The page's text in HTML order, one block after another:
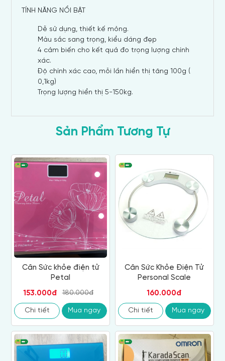
TÍNH NĂNG NỔI BẬT
Dễ sử dụng, thiết kế mỏng.
Màu sắc sang trọng, kiểu dáng đẹp
4 cảm biến cho kết quả đo trọng lượng chính
xác.
Độ chính xác cao, mỗi lần hiển thị tăng 100g (
0,1kg)
Trọng lượng hiển thị 5-150kg.
Sản Phẩm Tương Tự
Cân Sức khỏe điện tử
Petal
153.000đ
180.000đ
Chi tiết Mua ngay
Cân Sức Khỏe Điện Tử
Personal Scale
160.000đ
Chi tiết Mua ngay